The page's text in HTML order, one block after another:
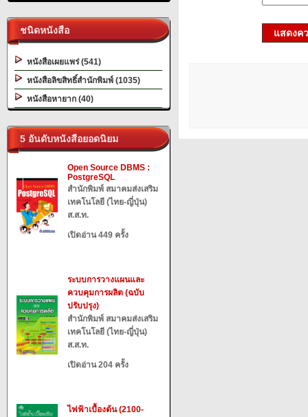
ชนิดหนังสือ
หนังสือเผยแพร่ (541)
หนังสือลิขสิทธิ์สำนักพิมพ์ (1035)
หนังสือหายาก (40)
5 อันดับหนังสือยอดนิยม
Open Source DBMS :
PostgreSQL
สำนักพิมพ์ สมาคมส่งเสริม
เทคโนโลยี (ไทย-ญี่ปุ่น)
ส.ส.ท.
เปิดอ่าน 449 ครั้ง
ระบบการวางแผนและ
ควบคุมการผลิต (ฉบับ
ปรับปรุง)
สำนักพิมพ์ สมาคมส่งเสริม
เทคโนโลยี (ไทย-ญี่ปุ่น)
ส.ส.ท.
เปิดอ่าน 204 ครั้ง
ไฟฟ้าเบื้องต้น (2100-
แสดงค